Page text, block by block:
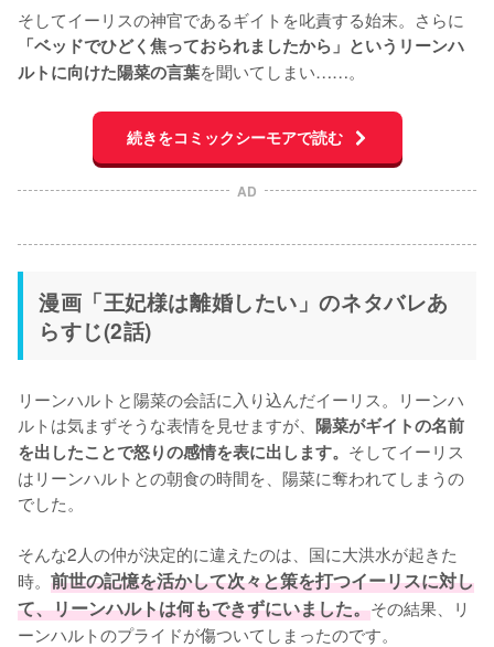
そしてイーリスの神官であるギイトを叱責する始末。さらに
「ベッドでひどく焦っておられましたから」というリーンハ
ルトに向けた陽菜の言葉を聞いてしまい……。
続きをコミックシーモアで読む
AD
漫画「王妃様は離婚したい」のネタバレあ
らすじ(2話)
リーンハルトと陽菜の会話に入り込んだイーリス。リーンハ
ルトは気まずそうな表情を見せますが、 陽菜がギイトの名前
を出したことで怒りの感情を表に出します。 そしてイーリス
はリーンハルトとの朝食の時間を、陽菜に奪われてしまうの
でした。
そんな2人の仲が決定的に違えたのは、国に大洪水が起きた
時。 前世の記憶を活かして次々と策を打つイーリスに対し
て、リーンハルトは何もできずにいました。その結果、リ
ーンハルトのプライドが傷ついてしまったのです。